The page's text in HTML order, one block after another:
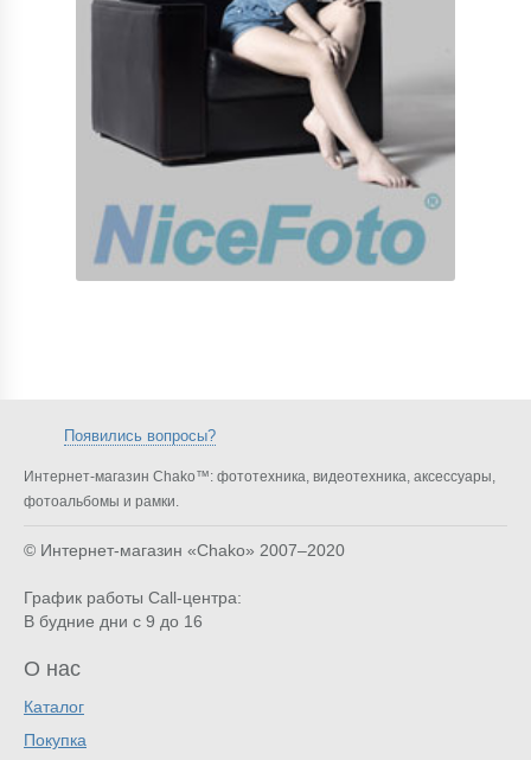
Появились вопросы?
Интернет-магазин Chako™: фототехника, видеотехника, аксессуары,
фотоальбомы и рамки.
© Интернет-магазин «Chako» 2007–2020
График работы Call-центра:
В будние дни с 9 до 16
О нас
Каталог
Покупка